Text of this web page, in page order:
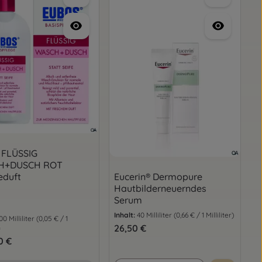
ROT
Milliliter (0,05 € / 1
Preis:
€
Eucerin® Dermopure
Hautbilderneuerndes
Serum
Inhalt: 40 Milliliter (0,66 € / 1 Milliliter)
Regulärer Preis:
26,50 €